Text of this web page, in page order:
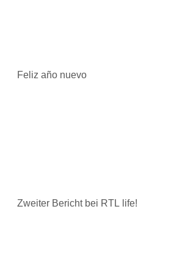
Feliz año nuevo
Zweiter Bericht bei RTL life!